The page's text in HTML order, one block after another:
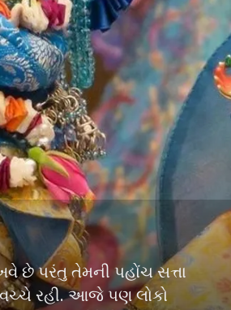
છે પરંતુ તેમની પહોંચ સત્તા
રહી. આજે પણ લોકો